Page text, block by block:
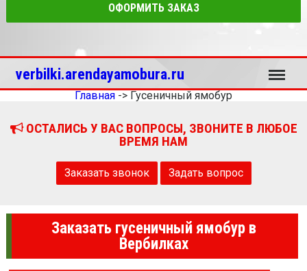
ОФОРМИТЬ ЗАКАЗ
verbilki.arendayamobura.ru Меню
Главная -> Гусеничный ямобур
ОСТАЛИСЬ У ВАС ВОПРОСЫ, ЗВОНИТЕ В ЛЮБОЕ
ВРЕМЯ НАМ
Заказать звонок Задать вопрос
Заказать гусеничный ямобур в
Вербилках